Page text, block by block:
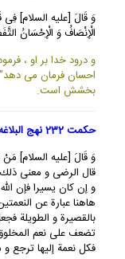
وَ قَالَ [عليه السلام] فِى
الْإِنْصَافُ وَ الْإِحْسَانُ
احسان فرمان مى
بخشش است.
حکمت 232 نهج البلاغه ( ره آورد انفاق )
وَ قَالَ [عليه السلام] مَنْ
قال الرضى و معنى ذلك
و إن كان يسيرا فإن
هاهنا عبارة عن
بالقصيرة و الطويلة
تضعف على نعم المخلوق
فكل نعمة إليها ترجع و